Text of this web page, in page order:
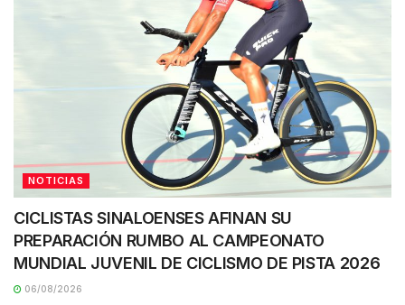
NOTICIAS
CICLISTAS SINALOENSES AFINAN SU
PREPARACIÓN RUMBO AL CAMPEONATO
MUNDIAL JUVENIL DE CICLISMO DE PISTA 2026
06/08/2026